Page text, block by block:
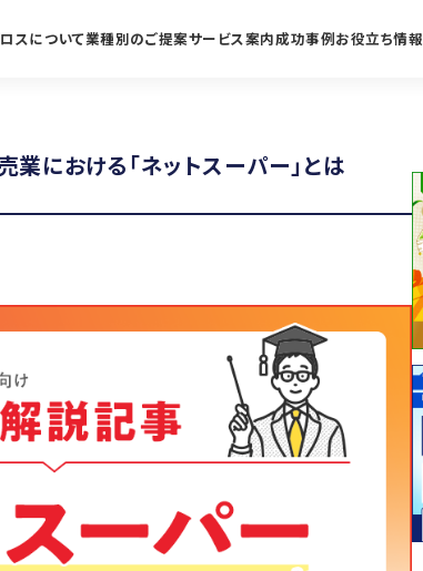
スについて業種別のご提案サービス案内成功事例お役立ち情報
における「ネットスーパー」とは